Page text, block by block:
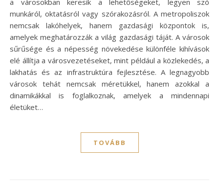
a városokban keresik a lehetőségeket, legyen szó
munkáról, oktatásról vagy szórakozásról. A metropoliszok
nemcsak lakóhelyek, hanem gazdasági központok is,
amelyek meghatározzák a világ gazdasági táját. A városok
sűrűsége és a népesség növekedése különféle kihívások
elé állítja a városvezetéseket, mint például a közlekedés, a
lakhatás és az infrastruktúra fejlesztése. A legnagyobb
városok tehát nemcsak méretükkel, hanem azokkal a
dinamikákkal is foglalkoznak, amelyek a mindennapi
életüket…
TOVÁBB